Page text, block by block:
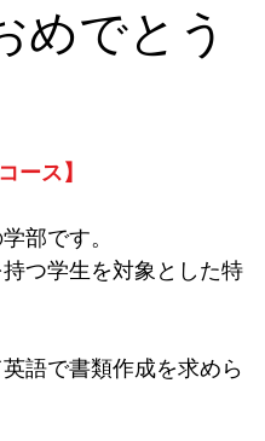
キャリアデザイン学部
学部 関西大学 新潟大
でとう
ース】
部です。
つ学生を対象とした特
語で書類作成を求めら